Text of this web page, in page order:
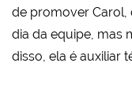
de promover Carol,
dia da equipe, mas
disso, ela é auxiliar